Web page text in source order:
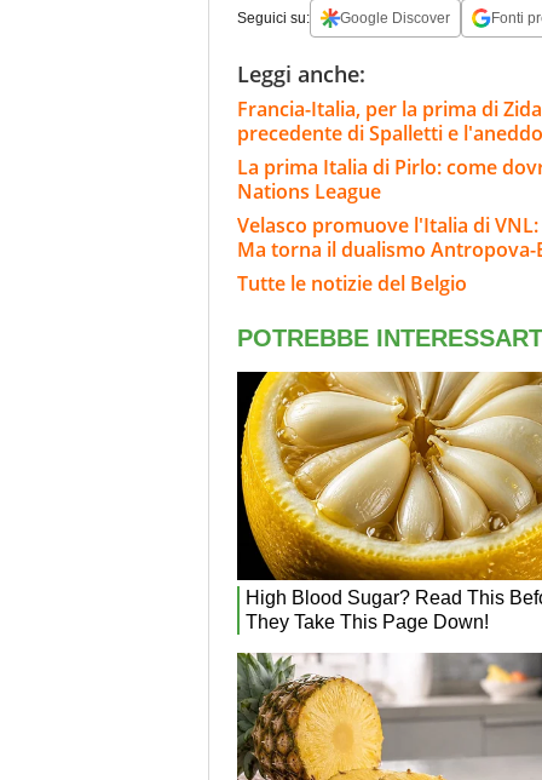
Seguici su: Google Discover Fonti
Leggi anche:
Francia-Italia, per la prima di
precedente di Spalletti e
La prima Italia di Pirlo: come
Nations League
Velasco promuove l'Italia di
Ma torna il dualismo Antropova-
Tutte le notizie del Belgio